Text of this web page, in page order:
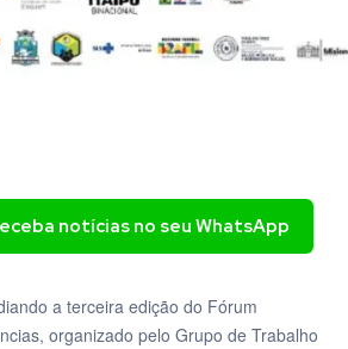
notícias no seu WhatsApp
a terceira edição do Fórum
organizado pelo Grupo de Trabalho